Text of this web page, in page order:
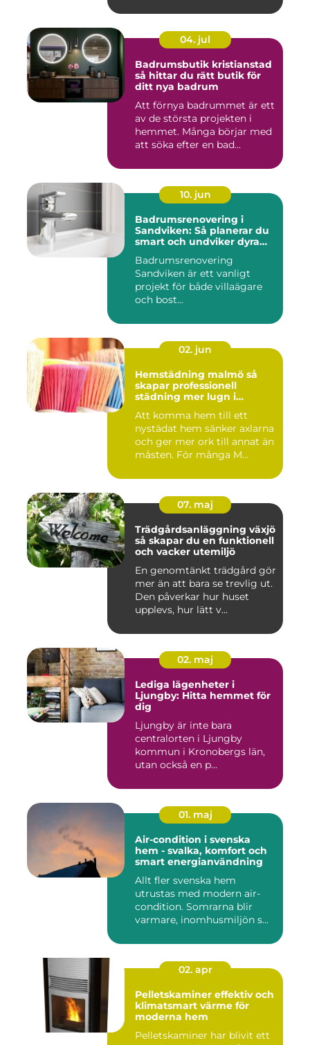
04. jul
Badrumsbutik kristianstad
så hittar du rätt butik för
ditt nya badrum
Att förnya badrummet är ett
av de största projekten i
hemmet. Många börjar med
att söka efter en bad...
10. jun
Badrumsrenovering i
Sandviken: Så planerar du
smart och undviker dyra
Badrumsrenovering
Sandviken är ett vanligt
projekt för både villaägare
och bost...
02. jun
Hemstädning malmö så
skapar professionell
städning mer lugn i
Att komma hem till ett
nystädat hem sänker axlarna
och ger mer ork till annat än
måsten. För många M...
07. maj
Trädgårdsanläggning växjö
så skapar du en funktionell
och vacker utemiljö
En genomtänkt trädgård gör
mer än att bara se trevlig ut.
Den påverkar hur huset
upplevs, hur lätt v...
02. maj
Lediga lägenheter i
Ljungby: Hitta hemmet för
dig
Ljungby är inte bara
centralorten i Ljungby
kommun i Kronobergs län,
utan också en p...
01. maj
Air-condition i svenska
hem - svalka, komfort och
smart energianvändning
Allt fler svenska hem
utrustas med modern air-
condition. Somrarna blir
varmare, inomhusmiljön s...
02. apr
Pelletskaminer effektiv och
klimatsmart värme för
moderna hem
Pelletskaminer har blivit ett